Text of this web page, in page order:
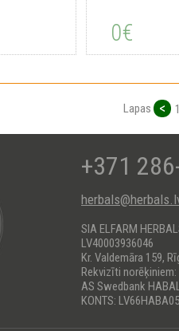
0€
Lapas <
+371
SIA ELFARM
LV40003936046
Kr. Valdemāra 159,
Rekvizīti norēķiniem:
AS Swedbank
KONTS: